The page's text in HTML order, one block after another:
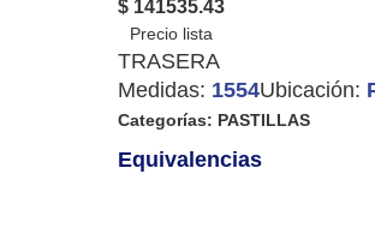
$ 141535.43
TRASERA
Medidas: 1554Ubicación:
Categorías: PASTILLAS
Equivalencias